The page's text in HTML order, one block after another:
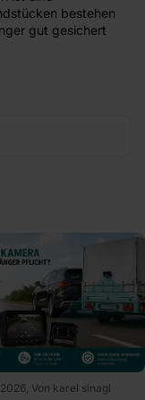
bestehen
gut gesichert
, Von karel sinagl